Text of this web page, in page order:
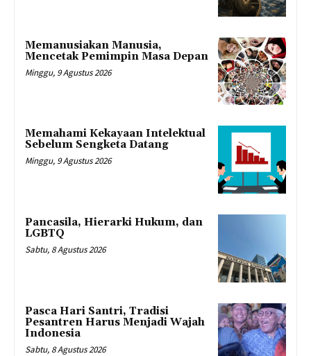
Memanusiakan Manusia,
Mencetak Pemimpin Masa Depan
Minggu, 9 Agustus 2026
Memahami Kekayaan Intelektual
Sebelum Sengketa Datang
Minggu, 9 Agustus 2026
Pancasila, Hierarki Hukum, dan
LGBTQ
Sabtu, 8 Agustus 2026
Pasca Hari Santri, Tradisi
Pesantren Harus Menjadi Wajah
Indonesia
Sabtu, 8 Agustus 2026